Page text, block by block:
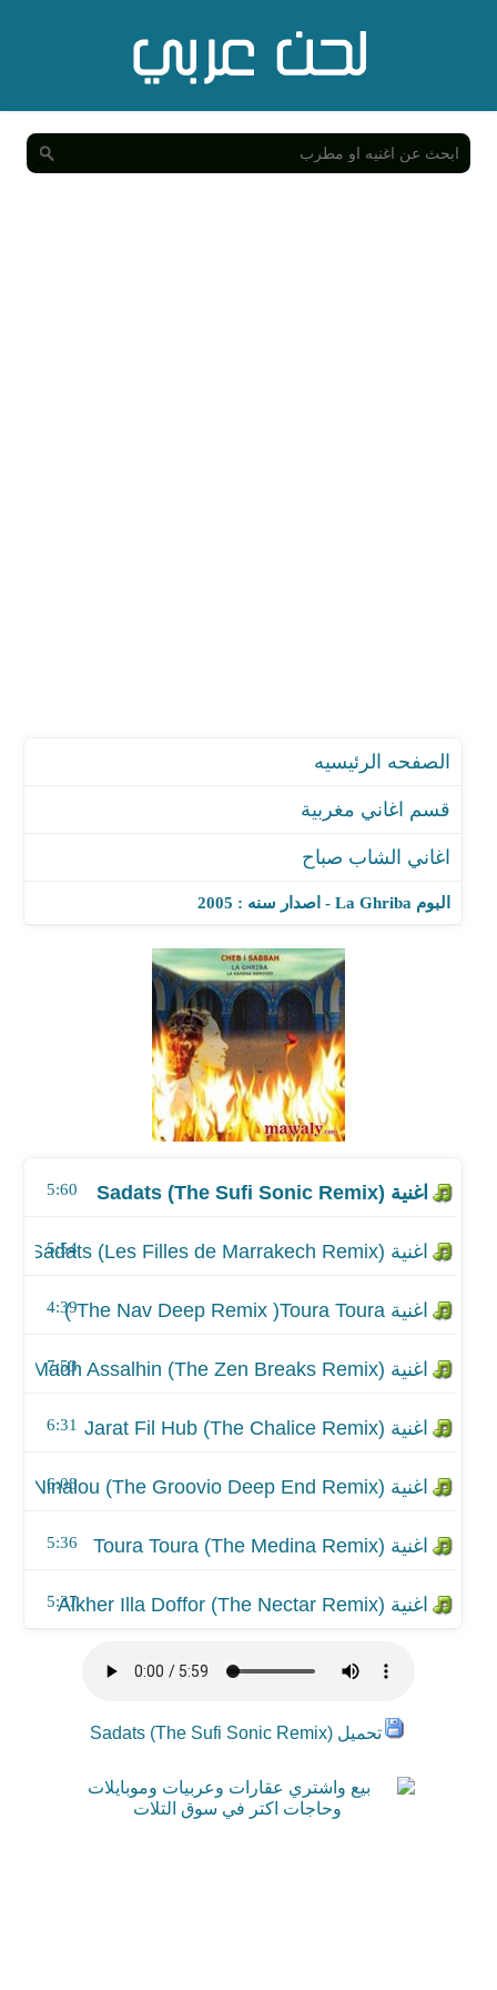
البوم La Ghriba - اصدار سنه : 2005
اغنية Sadats (The Sufi Sonic Remix)
5:60
اغنية Sadats (Les Filles de Marrakech Remix)
5:54
اغنية The Nav Deep Remix )Toura Toura )
4:39
اغنية Madh Assalhin (The Zen Breaks Remix)
7:53
اغنية Jarat Fil Hub (The Chalice Remix)
6:31
6:08
5:36
5:37
تحميل Sadats (The Sufi Sonic Remix)